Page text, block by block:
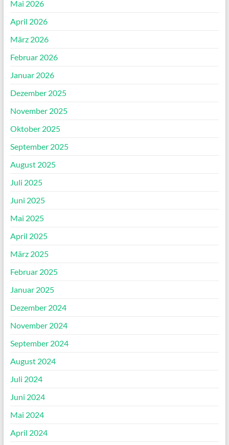
Mai 2026
April 2026
März 2026
Februar 2026
Januar 2026
Dezember 2025
November 2025
Oktober 2025
September 2025
August 2025
Juli 2025
Juni 2025
Mai 2025
April 2025
März 2025
Februar 2025
Januar 2025
Dezember 2024
November 2024
September 2024
August 2024
Juli 2024
Juni 2024
Mai 2024
April 2024